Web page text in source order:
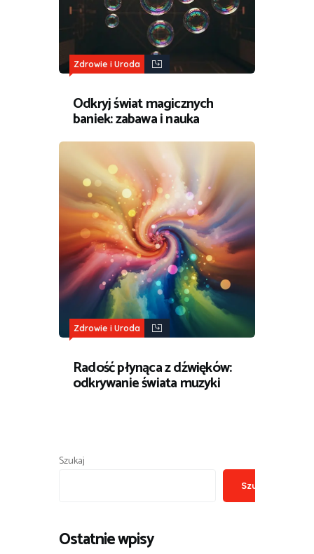
Zdrowie i Uroda
Odkryj świat magicznych
baniek: zabawa i nauka
Zdrowie i Uroda
Radość płynąca z dźwięków:
odkrywanie świata muzyki
Szukaj
Szukaj
Ostatnie wpisy